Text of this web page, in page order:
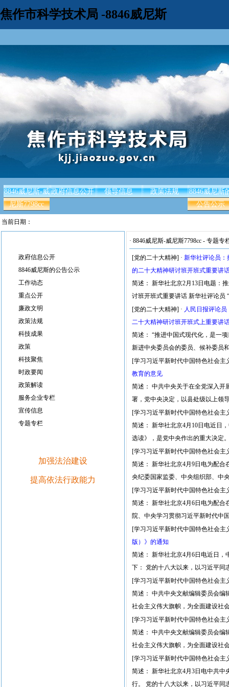
焦作市科学技术局 -8846威尼斯
8846威尼斯-威
尼斯7798cc
政府信息公开 领导信息 政策法规
8846威尼斯
公告公示
当前日期：
政府信息公开
8846威尼斯的公告公示
工作动态
重点公开
廉政文明
政策法规
科技成果
政策
科技聚焦
时政要闻
政策解读
服务企业专栏
宣传信息
专题专栏
加强法治建设
提高依法行政能力
· 8846威尼斯-威尼斯7798cc - 专题专
[党的二十大精神] · 新华社评论员
的二十大精神研讨班开班式重要讲
简述： 新华社北京2月13日电题：
讨班开班式重要讲话 新华社评论员
[党的二十大精神] · 人民日报评论
二十大精神研讨班开班式上重要讲
简述： “推进中国式现代化，是一
新进中央委员会的委员、候补委员
[学习习近平新时代中国特色社会主
教育的意见
简述： 中共中央关于在全党深入开
署，党中央决定，以县处级以上领
[学习习近平新时代中国特色社会主
简述： 新华社北京4月10日电近日
选读》，是党中央作出的重大决定
[学习习近平新时代中国特色社会主
简述： 新华社北京4月9日电为配
央纪委国家监委、中央组织部、中
[学习习近平新时代中国特色社会主
简述： 新华社北京4月6日电为配
院、中央学习贯彻习近平新时代中
[学习习近平新时代中国特色社会主
版）》的通知
简述： 新华社北京4月6日电近日，
下： 党的十八大以来，以习近平同
[学习习近平新时代中国特色社会主
简述： 中共中央文献编辑委员会编
社会主义伟大旗帜，为全面建设社
[学习习近平新时代中国特色社会主
简述： 中共中央文献编辑委员会编
社会主义伟大旗帜，为全面建设社
[学习习近平新时代中国特色社会主
简述： 新华社北京4月3日电中共
行。 党的十八大以来，以习近平同